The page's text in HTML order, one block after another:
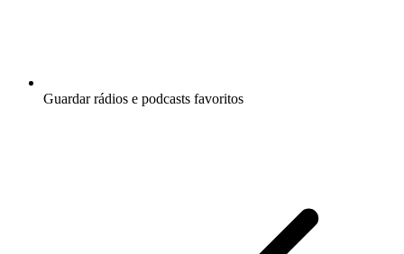
Guardar rádios e podcasts favoritos